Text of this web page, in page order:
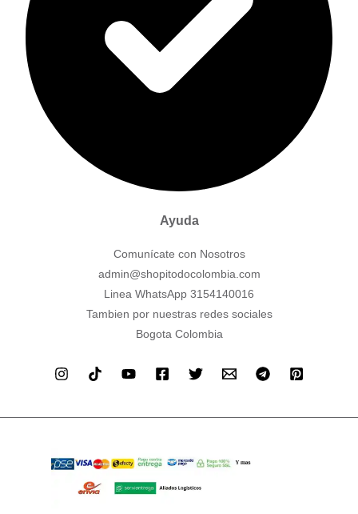
Ayuda
Comunícate con Nosotros
admin@shopitodocolombia.com
Linea WhatsApp 3154140016
Tambien por nuestras redes sociales
Bogota Colombia